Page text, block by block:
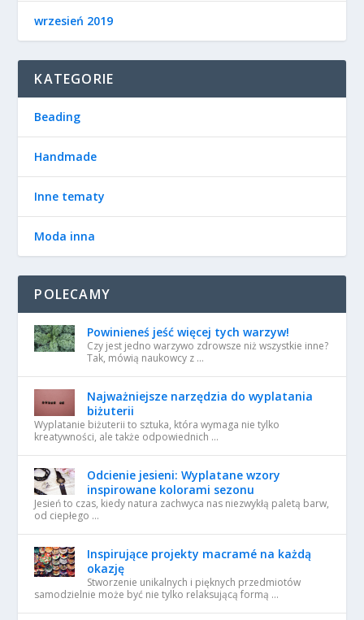
wrzesień 2019
KATEGORIE
Beading
Handmade
Inne tematy
Moda inna
POLECAMY
Powinieneś jeść więcej tych warzyw!
Czy jest jedno warzywo zdrowsze niż wszystkie inne?
Tak, mówią naukowcy z …
Najważniejsze narzędzia do wyplatania
biżuterii
Wyplatanie biżuterii to sztuka, która wymaga nie tylko
kreatywności, ale także odpowiednich …
Odcienie jesieni: Wyplatane wzory
inspirowane kolorami sezonu
Jesień to czas, kiedy natura zachwyca nas niezwykłą paletą barw,
od ciepłego …
Inspirujące projekty macramé na każdą
okazję
Stworzenie unikalnych i pięknych przedmiotów
samodzielnie może być nie tylko relaksującą formą …